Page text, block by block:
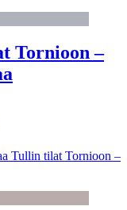
Tornioon –
Tullin tilat Tornioon –